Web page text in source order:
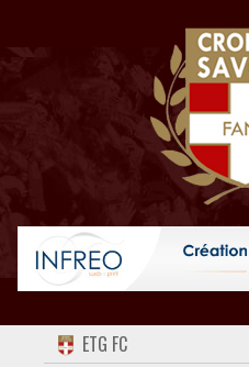
ACCUEILETG FC